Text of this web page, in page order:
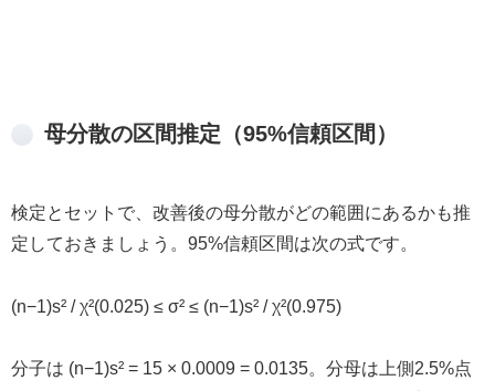
母分散の区間推定（95%信頼区間）
検定とセットで、改善後の母分散がどの範囲にあるかも推
定しておきましょう。95%信頼区間は次の式です。
(n−1)s² / χ²(0.025) ≤ σ² ≤ (n−1)s² / χ²(0.975)
分子は (n−1)s² = 15 × 0.0009 = 0.0135。分母は上側2.5%点